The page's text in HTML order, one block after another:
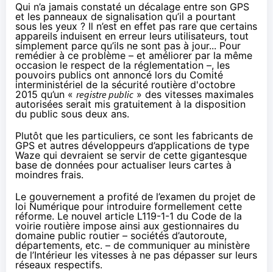
Qui n’a jamais constaté un décalage entre son GPS
et les panneaux de signalisation qu’il a pourtant
sous les yeux ? Il n’est en effet pas rare que certains
appareils induisent en erreur leurs utilisateurs, tout
simplement parce qu’ils ne sont pas à jour... Pour
remédier à ce problème – et améliorer par la même
occasion le respect de la réglementation –, les
pouvoirs publics ont annoncé lors du Comité
interministériel de la sécurité routière d'octobre
2015 qu’un « registre public » des vitesses maximales
autorisées serait mis gratuitement à la disposition
du public sous deux ans.
Plutôt que les particuliers, ce sont les fabricants de
GPS et autres développeurs d’applications de type
Waze qui devraient se servir de cette gigantesque
base de données pour actualiser leurs cartes à
moindres frais.
Le gouvernement a profité de l’examen du projet de
loi Numérique pour introduire formellement cette
réforme. Le nouvel article L119-1-1 du Code de la
voirie routière impose ainsi aux gestionnaires du
domaine public routier – sociétés d’autoroute,
départements, etc. – de communiquer au ministère
de l’Intérieur les vitesses à ne pas dépasser sur leurs
réseaux respectifs.